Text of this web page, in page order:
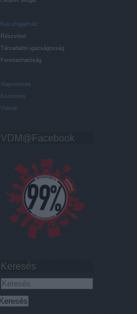
Kulcsfogalmak:
Részvétel
Társadalmi igazságosság
Fenntarthatóság
Alapvetések
Közösség
Videók
VDM@Facebook
Keresés